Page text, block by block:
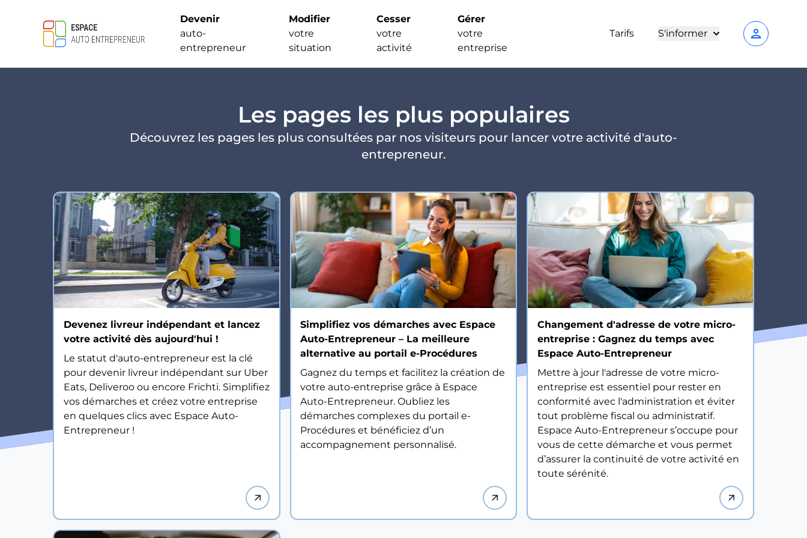
Devenir
auto-
entrepreneur
Modifier
votre
situation
Cesser
votre
activité
Gérer
votre
entreprise
Tarifs S'informer person
Les pages les plus populaires
Découvrez les pages les plus consultées par nos visiteurs pour lancer votre activité d'auto-
entrepreneur.
Devenez livreur indépendant et lancez
votre activité dès aujourd'hui !
Le statut d'auto-entrepreneur est la clé
pour devenir livreur indépendant sur Uber
Eats, Deliveroo ou encore Frichti. Simplifiez
vos démarches et créez votre entreprise
en quelques clics avec Espace Auto-
Entrepreneur !
Simplifiez vos démarches avec Espace
Auto-Entrepreneur – La meilleure
alternative au portail e-Procédures
Gagnez du temps et facilitez la création de
votre auto-entreprise grâce à Espace
Auto-Entrepreneur. Oubliez les
démarches complexes du portail e-
Procédures et bénéficiez d’un
accompagnement personnalisé.
Changement d'adresse de votre micro-
entreprise : Gagnez du temps avec
Espace Auto-Entrepreneur
Mettre à jour l'adresse de votre micro-
entreprise est essentiel pour rester en
conformité avec l'administration et éviter
tout problème fiscal ou administratif.
Espace Auto-Entrepreneur s’occupe pour
vous de cette démarche et vous permet
d’assurer la continuité de votre activité en
toute sérénité.